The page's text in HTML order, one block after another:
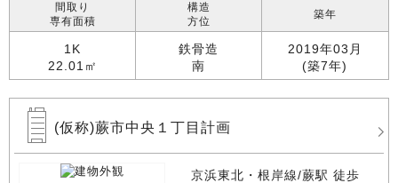
間取り
専有面積
1K
22.01㎡
構造
方位
鉄骨造
南
築年
2019年03月
(築7年)
(仮称)蕨市中央１丁目計画
京浜東北・根岸線/蕨駅 徒歩